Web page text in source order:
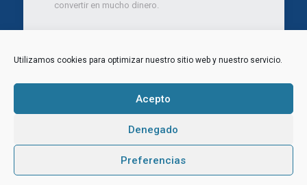
Utilizamos cookies para optimizar nuestro sitio web y nuestro servicio.
Acepto
Denegado
Preferencias
convertir en mucho dinero.
derechos reservados.
Politica de Privacidad